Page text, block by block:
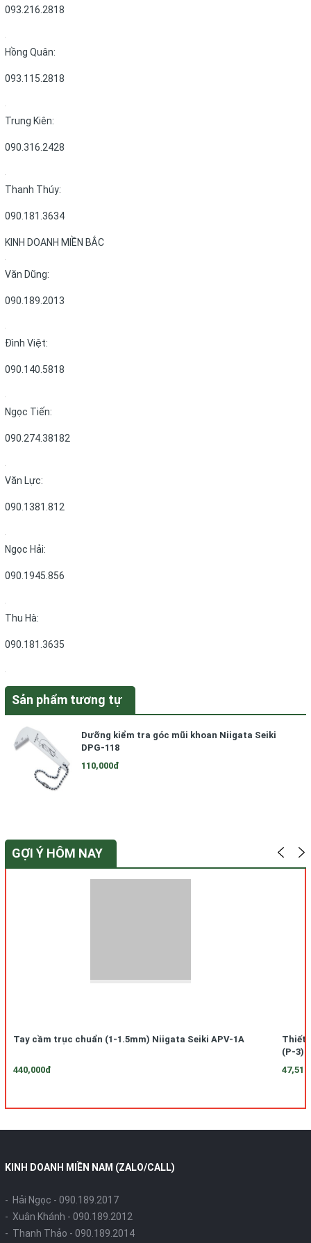
093.216.2818
Hồng Quân:
093.115.2818
Trung Kiên:
090.316.2428
Thanh Thúy:
090.181.3634
KINH DOANH MIỀN BẮC
Văn Dũng:
090.189.2013
Đình Việt:
090.140.5818
Ngọc Tiến:
090.274.38182
Văn Lực:
090.1381.812
Ngọc Hải:
090.1945.856
Thu Hà:
090.181.3635
Sản phẩm tương tự
Dưỡng kiểm tra góc mũi khoan Niigata Seiki
DPG-118
110,000đ
GỢI Ý HÔM NAY
Tay cầm trục chuẩn (1-1.5mm) Niigata Seiki APV-1A
440,000đ
Thiết
(P-3)
KINH DOANH MIỀN NAM (ZALO/CALL)
- Hải Ngọc - 090.189.2017
- Xuân Khánh - 090.189.2012
- Thanh Thảo - 090.189.2014